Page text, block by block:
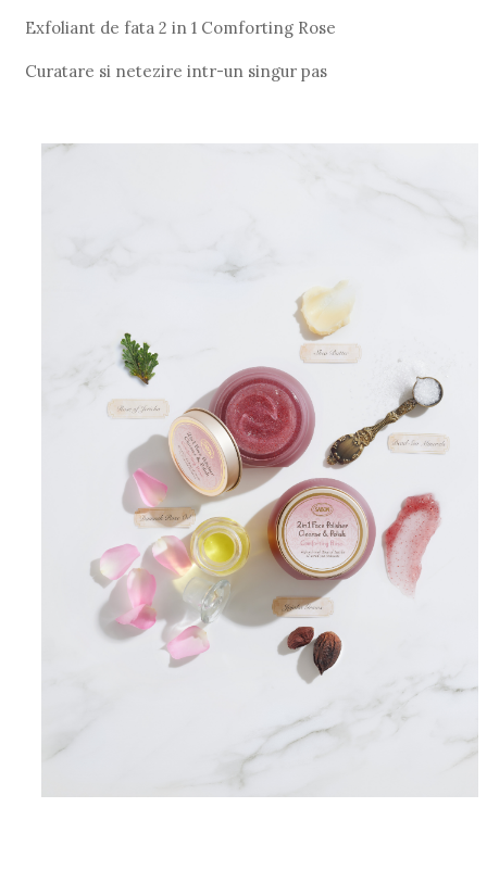
Exfoliant de fata 2 in 1 Comforting Rose
Curatare si netezire intr-un singur pas